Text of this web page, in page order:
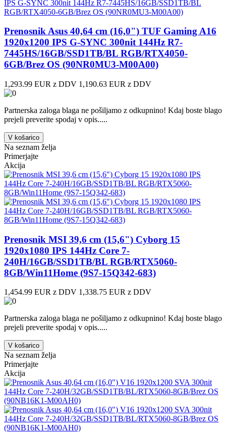
Prenosnik Asus 40,64 cm (16,0") TUF Gaming A16
1920x1200 IPS G-SYNC 300nit 144Hz R7-
7445HS/16GB/SSD1TB/BL RGB/RTX4050-
6GB/Brez OS (90NR0MU3-M00A00)
1,293.99 EUR z DDV 1,190.63 EUR z DDV
Partnerska zaloga blaga ne pošiljamo z odkupnino! ​Kdaj boste blago
prejeli preverite spodaj v opis.....
V košarico
Na seznam želja
Primerjajte
Akcija
Prenosnik MSI 39,6 cm (15,6") Cyborg 15
1920x1080 IPS 144Hz Core 7-
240H/16GB/SSD1TB/BL RGB/RTX5060-
8GB/Win11Home (9S7-15Q342-683)
1,454.99 EUR z DDV 1,338.75 EUR z DDV
Partnerska zaloga blaga ne pošiljamo z odkupnino! ​Kdaj boste blago
prejeli preverite spodaj v opis.....
V košarico
Na seznam želja
Primerjajte
Akcija